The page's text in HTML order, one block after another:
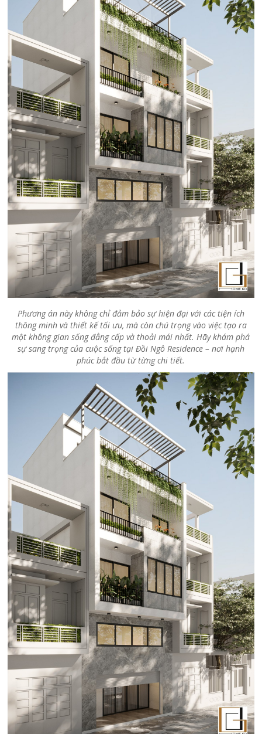
Phương án này không chỉ đảm bảo sự hiện đại với các tiện ích
thông minh và thiết kế tối ưu, mà còn chú trọng vào việc tạo ra
một không gian sống đẳng cấp và thoải mái nhất. Hãy khám phá
sự sang trọng của cuộc sống tại Đồi Ngô Residence – nơi hạnh
phúc bắt đầu từ từng chi tiết.